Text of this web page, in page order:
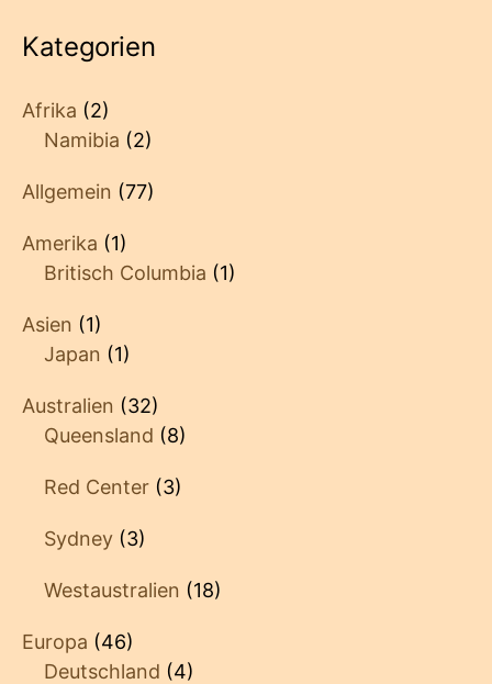
Kategorien
Afrika (2)
Namibia (2)
Allgemein (77)
Amerika (1)
Britisch Columbia (1)
Asien (1)
Japan (1)
Australien (32)
Queensland (8)
Red Center (3)
Sydney (3)
Westaustralien (18)
Europa (46)
Deutschland (4)